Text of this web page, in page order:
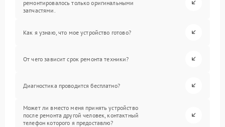
ремонтировалось только оригинальными
запчастями.
Как я узнаю, что мое устройство готово?
От чего зависит срок ремонта техники?
Диагностика проводится бесплатно?
Может ли вместо меня принять устройство
после ремонта другой человек, контактный
телефон которого я предоставлю?